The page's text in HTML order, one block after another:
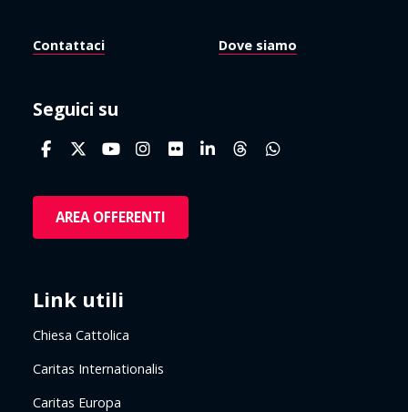
Contattaci Dove siamo
Seguici su
AREA OFFERENTI
Link utili
Chiesa Cattolica
Caritas Internationalis
Caritas Europa